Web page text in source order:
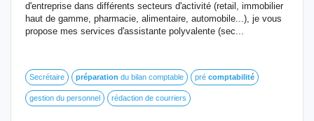
d'entreprise dans différents secteurs d'activité (retail, immobilier
haut de gamme, pharmacie, alimentaire, automobile...), je vous
propose mes services d'assistante polyvalente (sec...
Secrétaire préparation du bilan comptable pré comptabilité
gestion du personnel rédaction de courriers